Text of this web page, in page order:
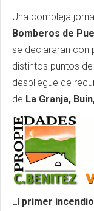
Una compleja
Bomberos de
se declararan con
distintos puntos
despliegue de
de La Granja,
El primer incendio